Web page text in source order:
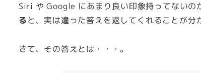
Siri や Google にあまり良い印象持ってないの
ると、実は違った答えを返してくれることが分
さて、その答えとは・・・。